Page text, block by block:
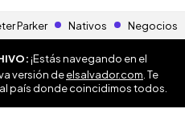
Parker Nativos Negocios
¡Estás navegando en el
versión deelsalvador.com . Te
país donde coincidimos todos.